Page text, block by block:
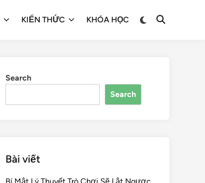
KIẾN THỨC KHÓA HỌC
Search
Search
Bài viết